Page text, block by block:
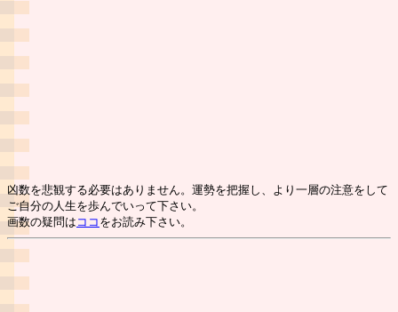
凶数を悲観する必要はありません。運勢を把握し、より一層の注意をして
ご自分の人生を歩んでいって下さい。
画数の疑問は ココ をお読み下さい。